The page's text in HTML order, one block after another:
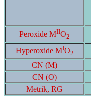
Peroxide MIIO2
Hyperoxide MIO2
CN (M)
CN (O)
Metrik, RG